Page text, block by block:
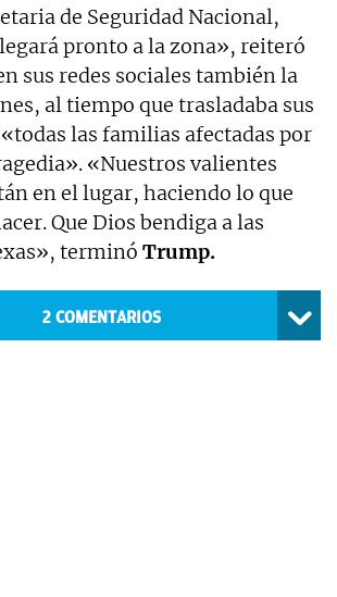
de Seguridad Nacional,
pronto a la zona», reiteró
sus redes sociales también la
al tiempo que trasladaba sus
las familias afectadas por
«Nuestros valientes
en el lugar, haciendo lo que
Que Dios bendiga a las
terminó Trump.
2 COMENTARIOS